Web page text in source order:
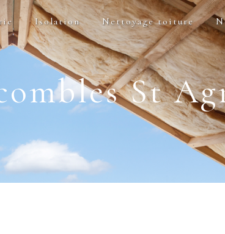
Isolation Nettoyage toiture
St